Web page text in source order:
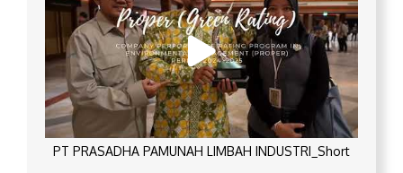
PT PRASADHA PAMUNAH LIMBAH INDUSTRI_Short